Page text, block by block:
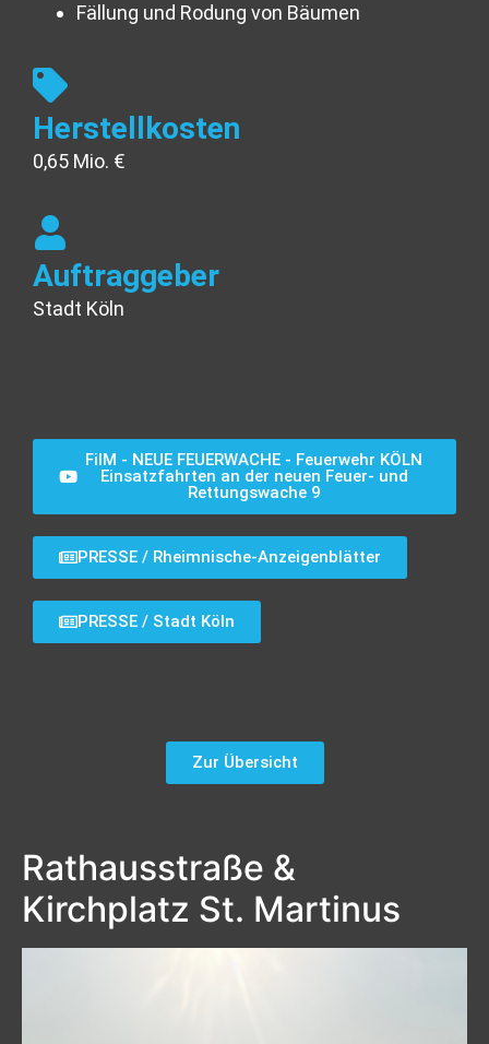
Fällung und Rodung von Bäumen
Herstellkosten
0,65 Mio. €
Auftraggeber
Stadt Köln
FilM - NEUE FEUERWACHE - Feuerwehr KÖLN
Einsatzfahrten an der neuen Feuer- und
Rettungswache 9
PRESSE / Rheimnische-Anzeigenblätter
PRESSE / Stadt Köln
Zur Übersicht
Rathausstraße &
Kirchplatz St. Martinus